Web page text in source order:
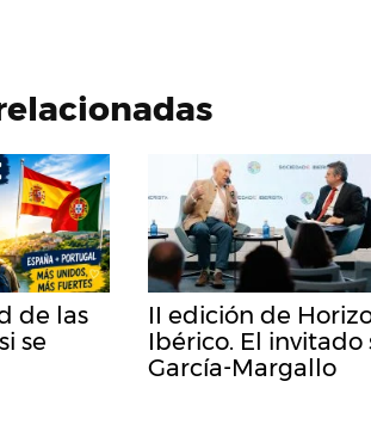
de las
se
II edición de
Ibérico. El invitado
García-Margallo